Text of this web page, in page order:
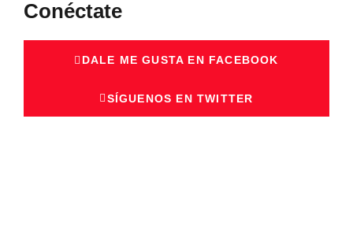
Conéctate
DALE ME GUSTA EN FACEBOOK
SÍGUENOS EN TWITTER